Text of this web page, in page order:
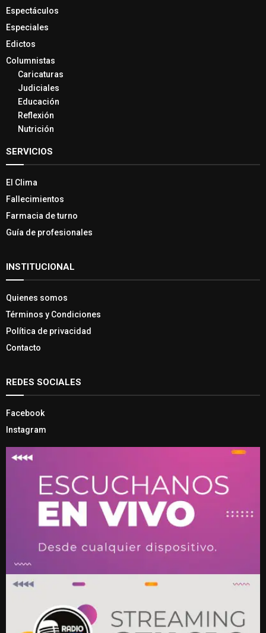
Espectáculos
Especiales
Edictos
Columnistas
Caricaturas
Judiciales
Educación
Reflexión
Nutrición
SERVICIOS
El Clima
Fallecimientos
Farmacia de turno
Guía de profesionales
INSTITUCIONAL
Quienes somos
Términos y Condiciones
Política de privacidad
Contacto
REDES SOCIALES
Facebook
Instagram